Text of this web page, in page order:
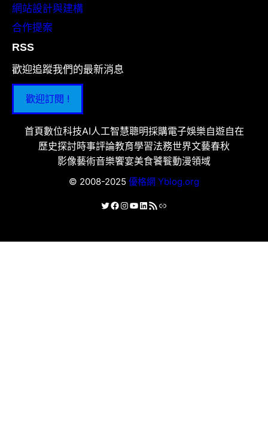
網站設計與建構
合作提案
RSS
歡迎追蹤我們的最新消息
歡迎訂閱 !
首頁數位科技AI人工智慧聰明採購電子娛樂自遊自在
歷史探討時事評論教育學習法務世界文藝春秋
影像藝術音樂饗宴美食饕餮動漫領域
© 2008-2025 優格網 Yblog.org
X Facebook
Instagram
YouTube
LinkedIn
RSS 資訊提供連結